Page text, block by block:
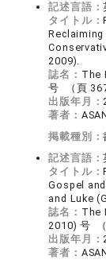
記述言語：
タイトル：
2009).
誌名： The
号 （頁 367
出版年月：
著者：
掲載種別：
記述言語：
タイトル：
Gospel
and Luke
誌名： The
2010) 号 （
出版年月：
著者：